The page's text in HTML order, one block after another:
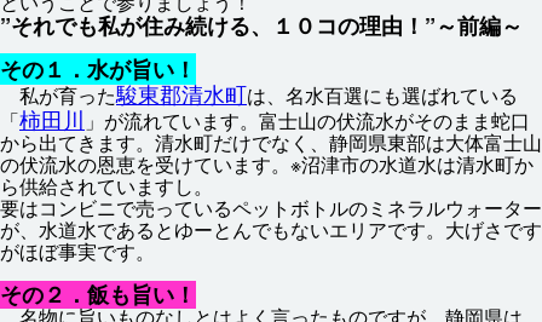
”それでも私が住み続ける、１０コの理由 ！”～前編～
その１． 水が旨い！
私が育った駿東郡清水町は、 名水百選にも選ばれている
「柿田川 」が流れています。 富士山の伏流水がそのまま蛇口
から出てきます。 清水町だけでなく、 静岡県東部は大体富士山
の伏流水の恩恵を受けています。※沼津市の水道水は清水町か
ら供給されていますし。
要はコンビニで売っているペットボトルのミネラルウォーター
が、 水道水であるとゆーとんでもないエリアです。 大げさです
がほぼ事実です。
その２． 飯も旨い！